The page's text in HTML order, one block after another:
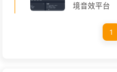
境音效平台
1